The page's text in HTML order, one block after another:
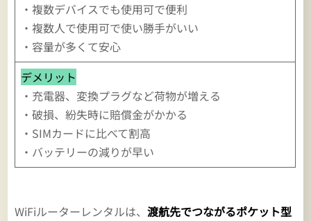
・複数デバイスでも使用可で便利
・複数人で使用可で使い勝手がいい
・容量が多くて安心
デメリット
・充電器、変換プラグなど荷物が増える
・破損、紛失時に賠償金がかかる
・SIMカードに比べて割高
・バッテリーの減りが早い
WiFiルーターレンタルは、渡航先でつながるポケット型